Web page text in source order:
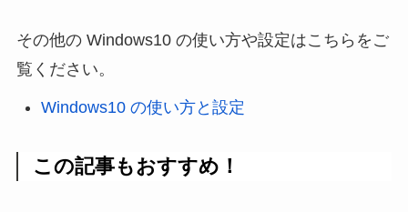
その他の Windows10 の使い方や設定はこちらをご
覧ください。
Windows10 の使い方と設定
この記事もおすすめ！